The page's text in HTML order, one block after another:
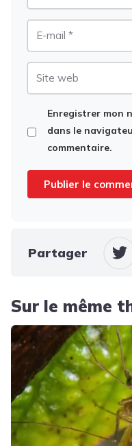
Enregistrer mon
dans le
commentaire.
Partager
Sur le même